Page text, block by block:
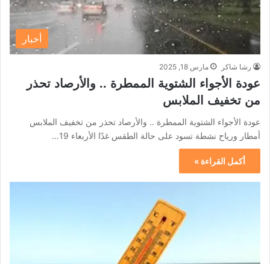
أخبار
رشا شاكر مارس 18, 2025
عودة الأجواء الشتوية الممطرة .. والأرصاد تحذر
من تخفيف الملابس
عودة الأجواء الشتوية الممطرة .. والأرصاد تحذر من تخفيف الملابس
أمطار ورياح نشطة تسود على حالة الطقس غدًا الأربعاء 19…
أكمل القراءة »